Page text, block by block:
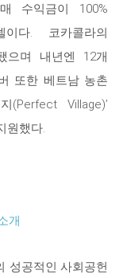
수익금이 100%
다. 코카콜라의
으며 내년엔 12개
또한 베트남 농촌
(Perfect Village)’
원했다.
개
성공적인 사회공헌